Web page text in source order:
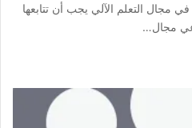
ناشئة في مجال التعلم الآلي يجب أن تتابعها